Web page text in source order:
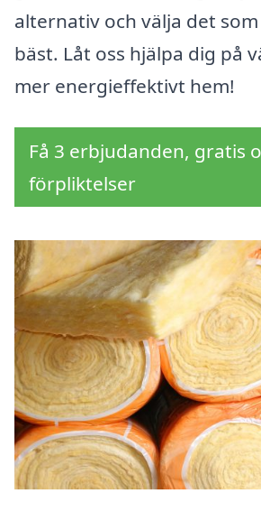
alternativ och välja det
bäst. Låt oss hjälpa dig på
mer energieffektivt hem!
Få 3 erbjudanden, gratis
förpliktelser